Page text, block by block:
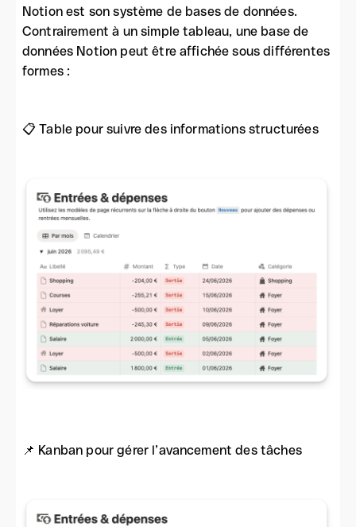
Notion est son système de bases de données.
Contrairement à un simple tableau, une base de
données Notion peut être affichée sous différentes
formes :
📋 Table pour suivre des informations structurées
📌 Kanban pour gérer l’avancement des tâches